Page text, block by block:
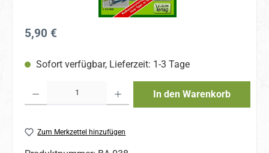
Regulärer Preis:
5,90 €
Sofort verfügbar, Lieferzeit: 1-3 Tage
In den Warenkorb
Zum Merkzettel hinzufügen